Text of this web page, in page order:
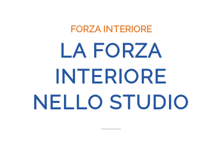
FORZA INTERIORE
LA FORZA
INTERIORE
NELLO STUDIO